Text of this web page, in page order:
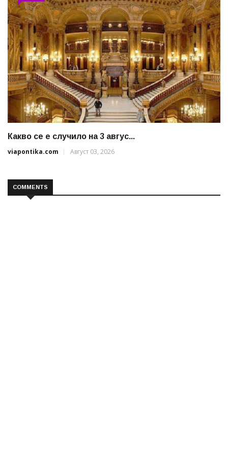
Какво се е случило на 3 авгус...
viapontika.com
Август 03, 2026
COMMENTS